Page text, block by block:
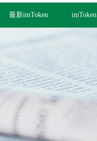
最新imToken imToken